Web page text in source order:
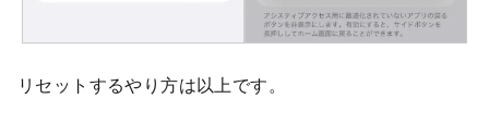
リセットするやり方は以上です。